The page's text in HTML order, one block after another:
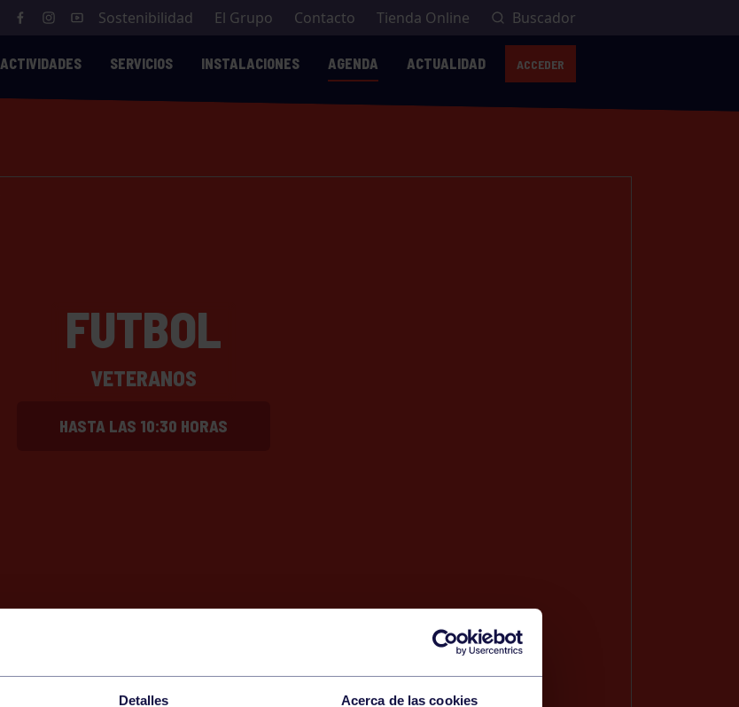
Detalles Acerca de las cookies
Sostenibilidad El Grupo Contacto Tienda Online Buscador
ACTIVIDADES SERVICIOS INSTALACIONES AGENDA ACTUALIDAD ACCEDER
FUTBOL
VETERANOS
HASTA LAS 10:30 HORAS